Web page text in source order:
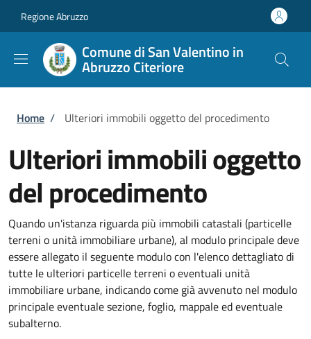
Regione Abruzzo
Comune di San Valentino in
Abruzzo Citeriore
Briciole di pane
Home / Ulteriori immobili oggetto del procedimento
Ulteriori immobili oggetto
del procedimento
Quando un'istanza riguarda più immobili catastali (particelle
terreni o unità immobiliare urbane), al modulo principale deve
essere allegato il seguente modulo con l'elenco dettagliato di
tutte le ulteriori particelle terreni o eventuali unità
immobiliare urbane, indicando come già avvenuto nel modulo
principale eventuale sezione, foglio, mappale ed eventuale
subalterno.